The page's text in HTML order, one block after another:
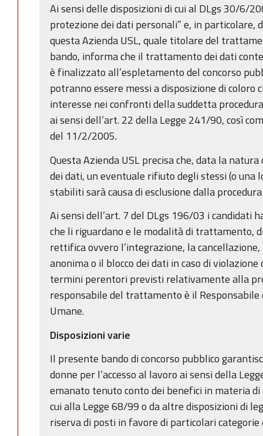
Ai sensi delle disposizioni di cui al DLgs 30/6/
protezione dei dati personali” e, in particolare,
questa Azienda USL, quale titolare del
bando, informa che il trattamento dei dati
è finalizzato all’espletamento del concorso
potranno essere messi a disposizione di coloro
interesse nei confronti della suddetta
ai sensi dell’art. 22 della Legge 241/90, così
del 11/2/2005.
Questa Azienda USL precisa che, data la
dei dati, un eventuale rifiuto degli stessi (o una
stabiliti sarà causa di esclusione dalla
Ai sensi dell’art. 7 del DLgs 196/03 i candidati
che li riguardano e le modalità di trattamento,
rettifica ovvero l’integrazione, la
anonima o il blocco dei dati in caso di
termini perentori previsti relativamente alla
responsabile del trattamento è il Responsabile
Umane.
Disposizioni varie
Il presente bando di concorso pubblico
donne per l’accesso al lavoro ai sensi della
emanato tenuto conto dei benefici in materia
cui alla Legge 68/99 o da altre disposizioni di
riserva di posti in favore di particolari categorie